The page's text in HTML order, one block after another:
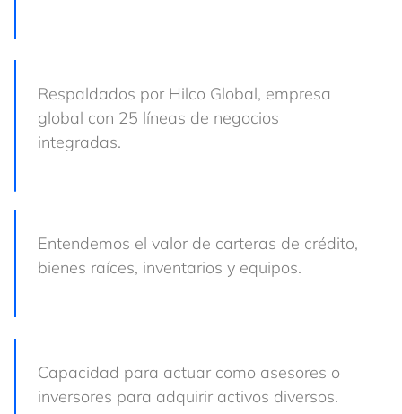
Respaldados por Hilco Global, empresa
global con 25 líneas de negocios
integradas.
Entendemos el valor de carteras de crédito,
bienes raíces, inventarios y equipos.
Capacidad para actuar como asesores o
inversores para adquirir activos diversos.